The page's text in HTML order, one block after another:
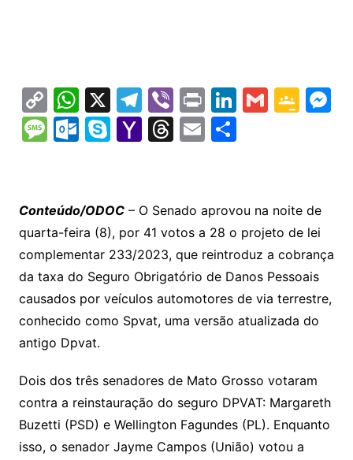
C
o
p
Li
n
k
W
h
at
A
p
p
X T
el
e
a
m
Vi
b
er
Pr
in
t
Li
n
k
dI
n
G G
e
Cl
a
s
sr
o
m
M
g
M
s
a
g
e
O
o
k.
c
o
m
S
p
e
Y
o
o
M
ai
l
T
a
d
s
E
l
S
e
Conteúdo/ODOC – O Senado aprovou na noite de
quarta-feira (8), por 41 votos a 28 o projeto de lei
complementar 233/2023, que reintroduz a cobrança
da taxa do Seguro Obrigatório de Danos Pessoais
causados por veículos automotores de via terrestre,
conhecido como Spvat, uma versão atualizada do
antigo Dpvat.
Dois dos três senadores de Mato Grosso votaram
contra a reinstauração do seguro DPVAT: Margareth
Buzetti (PSD) e Wellington Fagundes (PL). Enquanto
isso, o senador Jayme Campos (União) votou a